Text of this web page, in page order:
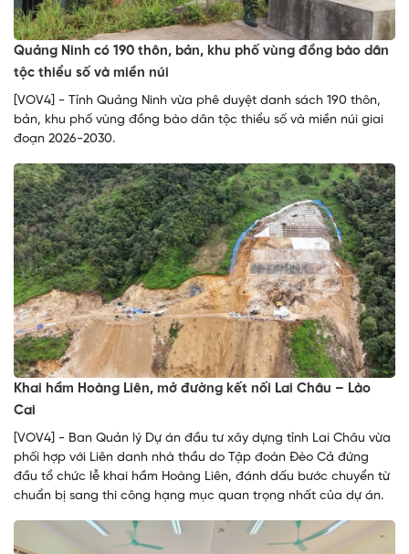
Quảng Ninh có 190 thôn, bản, khu phố vùng đồng bào dân
tộc thiểu số và miền núi
[VOV4] - Tỉnh Quảng Ninh vừa phê duyệt danh sách 190 thôn,
bản, khu phố vùng đồng bào dân tộc thiểu số và miền núi giai
đoạn 2026-2030.
Khai hầm Hoàng Liên, mở đường kết nối Lai Châu – Lào
Cai
[VOV4] - Ban Quản lý Dự án đầu tư xây dựng tỉnh Lai Châu vừa
phối hợp với Liên danh nhà thầu do Tập đoàn Đèo Cả đứng
đầu tổ chức lễ khai hầm Hoàng Liên, đánh dấu bước chuyển từ
chuẩn bị sang thi công hạng mục quan trọng nhất của dự án.